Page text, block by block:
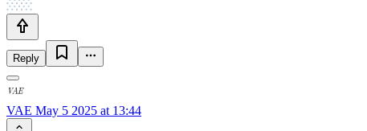
Reply
VAE May 5 2025 at 13:44